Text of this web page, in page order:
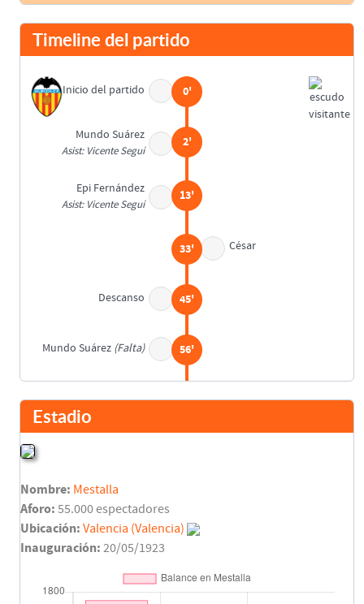
Timeline del partido
Inicio del partido 0'
Mundo Suárez
Asist: Vicente Seguí
2'
Epi Fernández
Asist: Vicente Seguí
13'
César
33'
Descanso 45'
Mundo Suárez (Falta) 56'
Basora
69'
Final del partido
Estadio
Nombre: Mestalla
Aforo: 55.000 espectadores
Ubicación: Valencia (Valencia)
Inauguración: 20/05/1923